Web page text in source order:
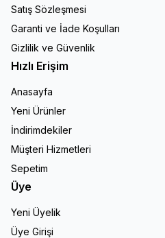
Satış Sözleşmesi
Garanti ve İade Koşulları
Gizlilik ve Güvenlik
Hızlı Erişim
Anasayfa
Yeni Ürünler
İndirimdekiler
Müşteri Hizmetleri
Sepetim
Üye
Yeni Üyelik
Üye Girişi